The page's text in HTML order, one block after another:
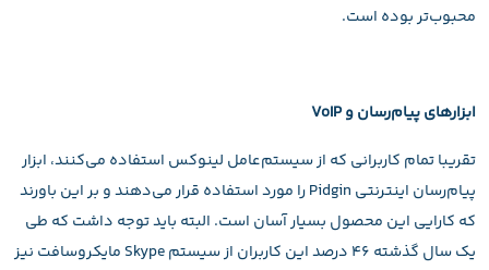
محبوب‌تر بوده است.
ابزارهای پیام‌رسان و VoIP
تقریبا تمام کاربرانی که از سیستم‌عامل لینوکس استفاده می‌کنند، ابزار
پیام‌رسان اینترنتی Pidgin را مورد استفاده قرار می‌دهند و بر این باورند
که کارایی این محصول بسیار آسان است. البته باید توجه داشت که طی
یک سال گذشته ۴۶ درصد این کاربران از سیستم Skype مایکروسافت نیز